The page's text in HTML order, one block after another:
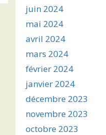
juin 2024
mai 2024
avril 2024
mars 2024
février 2024
janvier 2024
décembre 2023
novembre 2023
octobre 2023